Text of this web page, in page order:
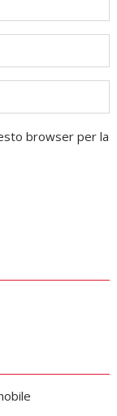
browser per la